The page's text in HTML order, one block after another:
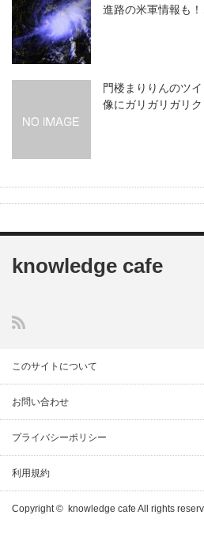
進路の米軍情報も
門楼まりりんのツ
像にガリガリガリ
knowledge cafe
このサイトについて
お問い合わせ
プライバシーポリシー
利用規約
Copyright © knowledge cafe All rights